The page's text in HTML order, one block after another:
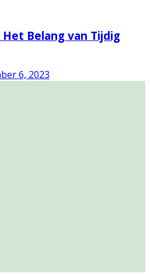
Belang van Tijdig
6, 2023